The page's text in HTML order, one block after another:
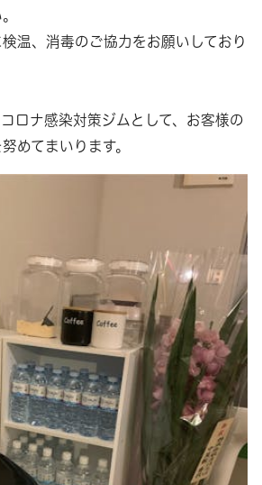
温、消毒のご協力をお願いしており
ロナ感染対策ジムとして、お客様の
めてまいります。